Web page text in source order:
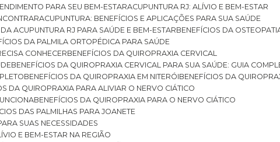
PARA SEU BEM-ESTAR
ACUPUNTURA RJ: ALÍVIO E BEM-ESTAR
ACUPUNTURA: BENEFÍCIOS E APLICAÇÕES PARA SUA SAÚDE
DA ACUPUNTURA RJ PARA SAÚDE E BEM-ESTAR
BENEFÍCIOS DA
DA PALMILA ORTOPÉDICA PARA SAÚDE
CONHECER
BENEFÍCIOS DA QUIROPRAXIA CERVICAL
BENEFÍCIOS DA QUIROPRAXIA CERVICAL PARA SUA SAÚDE: GUIA
BENEFÍCIOS DA QUIROPRAXIA EM NITERÓI
BENEFÍCIOS DA
DA QUIROPRAXIA PARA ALIVIAR O NERVO CIÁTICO
BENEFÍCIOS DA QUIROPRAXIA PARA O NERVO CIÁTICO
DAS PALMILHAS PARA JOANETE
SUAS NECESSIDADES
E BEM-ESTAR NA REGIÃO